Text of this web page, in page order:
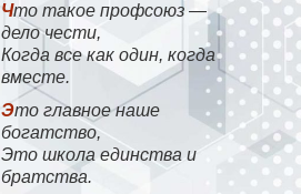
Что такое профсоюз —
дело чести,
Когда все как один, когда
вместе.
Это главное наше
богатство,
Это школа единства и
братства.